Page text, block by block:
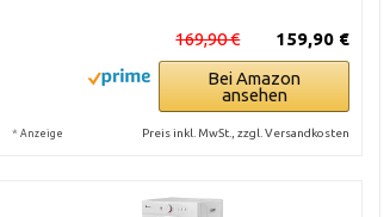
159,90 €
169,90 €
Bei Amazon
ansehen
* Anzeige Preis inkl. MwSt., zzgl. Versandkosten